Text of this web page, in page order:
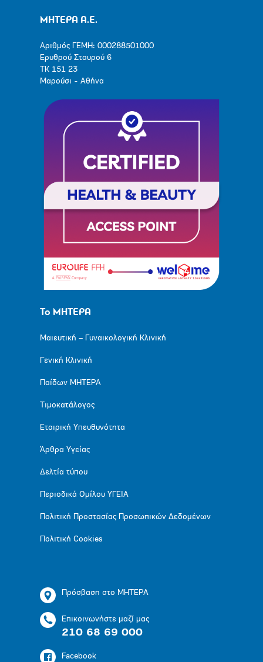
ΜΗΤΕΡΑ Α.Ε.
Αριθμός ΓΕΜΗ: 000288501000
Ερυθρού Σταυρού 6
ΤΚ 151 23
Μαρούσι - Αθήνα
Το ΜΗΤΕΡΑ
Μαιευτική – Γυναικολογική Κλινική
Γενική Κλινική
Παίδων ΜΗΤΕΡΑ
Τιμοκατάλογος
Εταιρική Υπευθυνότητα
Άρθρα Υγείας
Δελτία τύπου
Περιοδικά Ομίλου ΥΓΕΙΑ
Πολιτική Προστασίας Προσωπικών Δεδομένων
Πολιτική Cookies
Πρόσβαση στο ΜΗΤΕΡΑ
Επικοινωνήστε μαζί μας
210 68 69 000
Facebook